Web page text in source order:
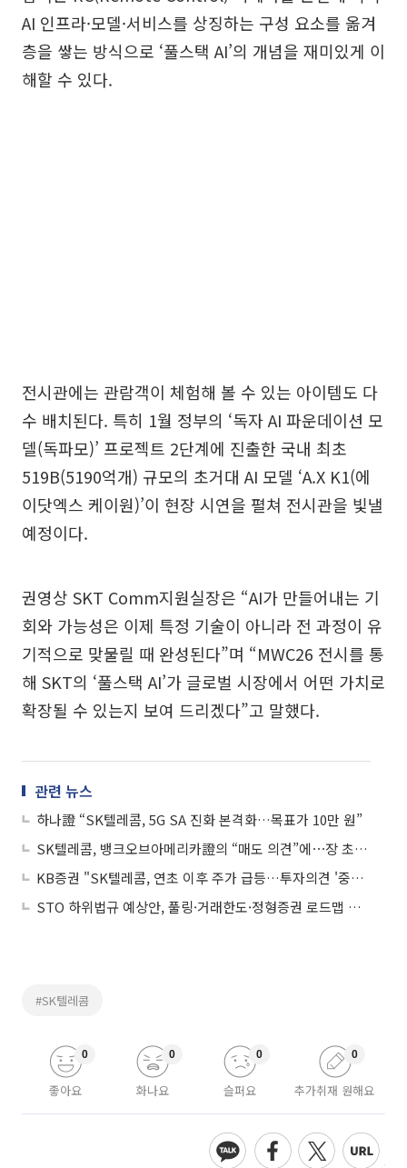
AI 인프라·모델·서비스를 상징하는 구성 요소를 옮겨
층을 쌓는 방식으로 ‘풀스택 AI’의 개념을 재미있게 이
해할 수 있다.
전시관에는 관람객이 체험해 볼 수 있는 아이템도 다
수 배치된다. 특히 1월 정부의 ‘독자 AI 파운데이션 모
델(독파모)’ 프로젝트 2단계에 진출한 국내 최초
519B(5190억개) 규모의 초거대 AI 모델 ‘A.X K1(에
이닷엑스 케이원)’이 현장 시연을 펼쳐 전시관을 빛낼
예정이다.
권영상 SKT Comm지원실장은 “AI가 만들어내는 기
회와 가능성은 이제 특정 기술이 아니라 전 과정이 유
기적으로 맞물릴 때 완성된다”며 “MWC26 전시를 통
해 SKT의 ‘풀스택 AI’가 글로벌 시장에서 어떤 가치로
확장될 수 있는지 보여 드리겠다”고 말했다.
관련 뉴스
하나證 “SK텔레콤, 5G SA 진화 본격화…목표가 10만 원”
SK텔레콤, 뱅크오브아메리카證의 “매도 의견”에⋯장 초반 5%↓
KB증권 "SK텔레콤, 연초 이후 주가 급등…투자의견 '중립'"
STO 하위법규 예상안, 풀링·거래한도·정형증권 로드맵 제시
#SK텔레콤
좋아요
0
화나요
0
슬퍼요
0
추가취재 원해요
0